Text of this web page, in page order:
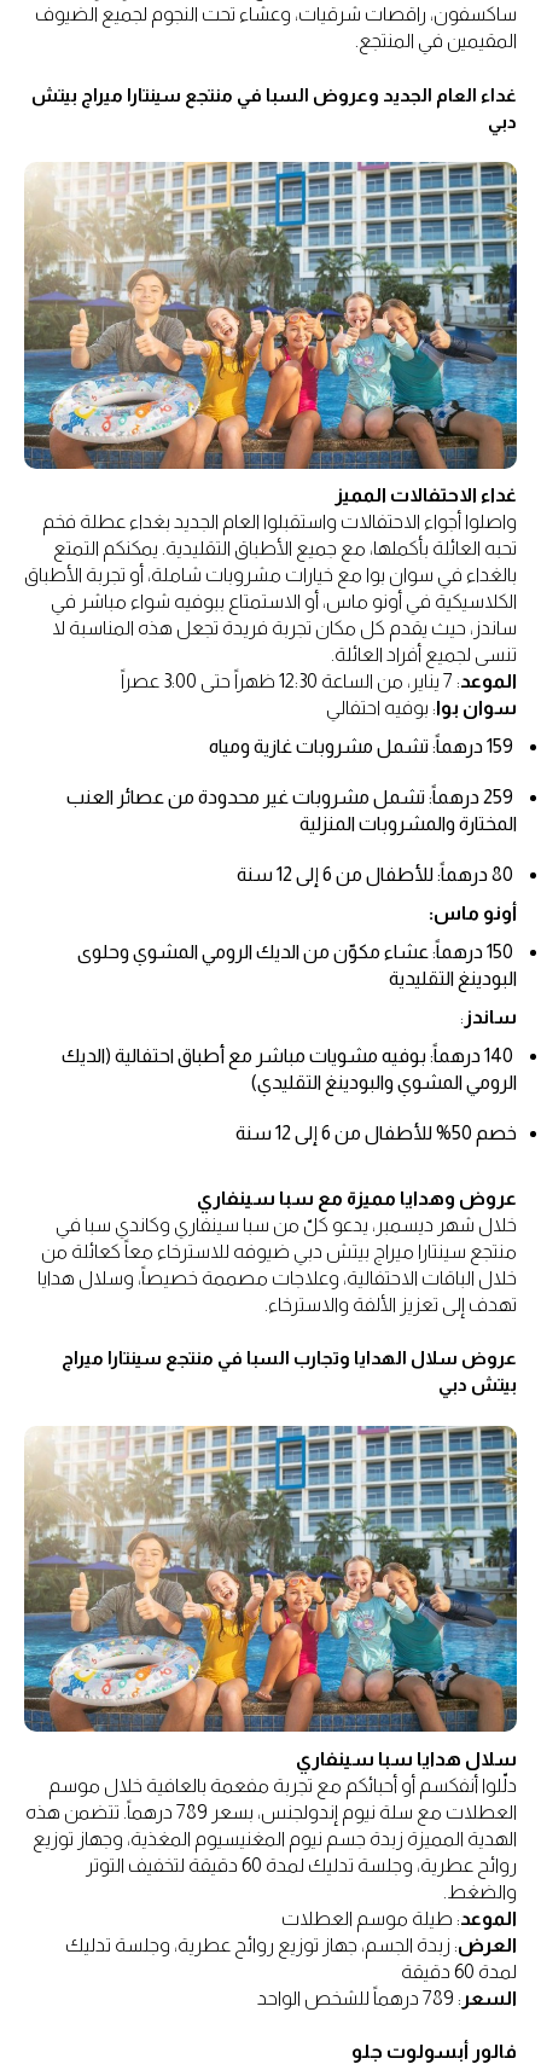
ساكسفون، راقصات شرقيات، وعشاء تحت النجوم لجميع الضيوف
المقيمين في المنتجع.
غداء العام الجديد وعروض السبا في منتجع سينتارا ميراج بيتش
دبي
غداء الاحتفالات المميز
واصلوا أجواء الاحتفالات واستقبلوا العام الجديد بغداء عطلة فخم
تحبه العائلة بأكملها، مع جميع الأطباق التقليدية. يمكنكم التمتع
بالغداء في سوان بوا مع خيارات مشروبات شاملة، أو تجربة الأطباق
الكلاسيكية في أونو ماس، أو الاستمتاع ببوفيه شواء مباشر في
ساندز، حيث يقدم كل مكان تجربة فريدة تجعل هذه المناسبة لا
تنسى لجميع أفراد العائلة.
الموعد: 7 يناير، من الساعة 12:30 ظهراً حتى 3:00 عصراً
سوان بوا: بوفيه احتفالي
259 درهماً: تشمل مشروبات غير محدودة من عصائر العنب
المختارة والمشروبات المنزلية
أونو ماس:
150 درهماً: عشاء مكوّن من الديك الرومي المشوي وحلوى
البودينغ التقليدية
ساندز :
140 درهماً: بوفيه مشويات مباشر مع أطباق احتفالية (الديك
الرومي المشوي والبودينغ التقليدي)
خصم 50% للأطفال من 6 إلى 12 سنة
عروض وهدايا مميزة مع سبا سينفاري
خلال شهر ديسمبر، يدعو كلّ من سبا سينفاري وكاندي سبا في
منتجع سينتارا ميراج بيتش دبي ضيوفه للاسترخاء معاً كعائلة من
خلال الباقات الاحتفالية، وعلاجات مصممة خصيصاً، وسلال هدايا
تهدف إلى تعزيز الألفة والاسترخاء.
عروض سلال الهدايا وتجارب السبا في منتجع سينتارا ميراج
بيتش دبي
سلال هدايا سبا سينفاري
دلّلوا أنفكسم أو أحبائكم مع تجربة مفعمة بالعافية خلال موسم
العطلات مع سلة نيوم إندولجنس، بسعر 789 درهماً. تتضمن هذه
الهدية المميزة زبدة جسم نيوم المغنيسيوم المغذية، وجهاز توزيع
روائح عطرية، وجلسة تدليك لمدة 60 دقيقة لتخفيف التوتر
والضغط.
الموعد: طيلة موسم العطلات
العرض: زبدة الجسم، جهاز توزيع روائح عطرية، وجلسة تدليك
لمدة 60 دقيقة
السعر : 789 درهماً للشخص الواحد
فالور أبسولوت جلو